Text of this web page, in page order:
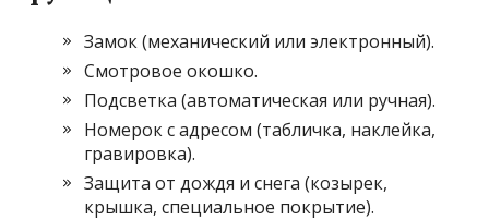
Замок (механический или электронный).
Смотровое окошко.
Подсветка (автоматическая или ручная).
Номерок с адресом (табличка, наклейка,
гравировка).
Защита от дождя и снега (козырек,
крышка, специальное покрытие).